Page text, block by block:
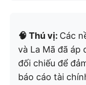
🧠 Thú vị: Các
và La Mã đã áp
đối chiếu để
báo cáo tài